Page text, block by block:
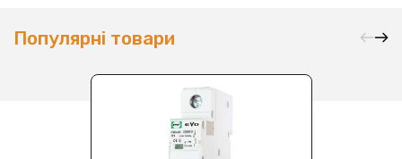
Популярні товари